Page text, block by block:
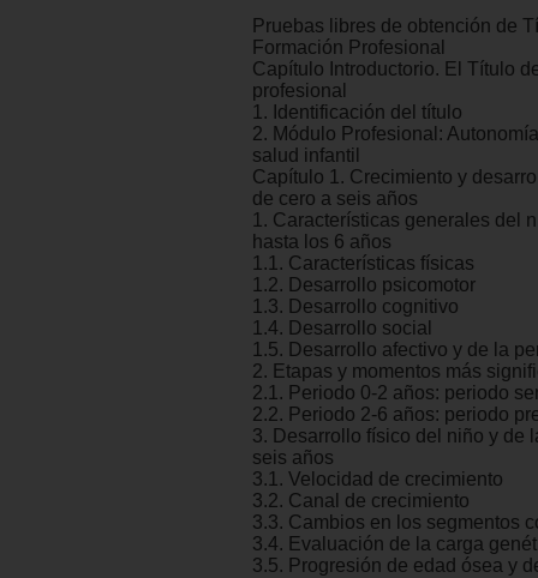
Pruebas libres de obtención de
Formación Profesional
Capítulo Introductorio. El Título
profesional
1. Identificación del título
2. Módulo Profesional:
salud infantil
Capítulo 1. Crecimiento y
de cero a seis años
1. Características generales del
hasta los 6 años
1.1. Características físicas
1.2. Desarrollo psicomotor
1.3. Desarrollo cognitivo
1.4. Desarrollo social
1.5. Desarrollo afectivo y de la
2. Etapas y momentos más
2.1. Periodo 0-2 años: periodo
2.2. Periodo 2-6 años: periodo
3. Desarrollo físico del niño y de
seis años
3.1. Velocidad de crecimiento
3.2. Canal de crecimiento
3.3. Cambios en los segmentos
3.4. Evaluación de la carga
3.5. Progresión de edad ósea y